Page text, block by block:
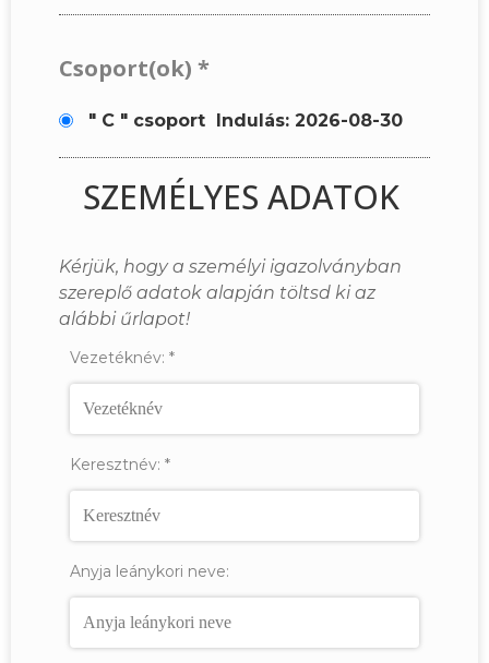
Csoport(ok) *
" C " csoport Indulás: 2026-08-30
SZEMÉLYES ADATOK
Kérjük, hogy a személyi igazolványban
szereplő adatok alapján töltsd ki az
alábbi űrlapot!
Vezetéknév: *
Keresztnév: *
Anyja leánykori neve: